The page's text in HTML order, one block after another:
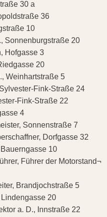
30 a
36
10
Sonnenburgstraße 20
Hofgasse 3
20
Weinhartstraße 5
Fink-Straße 24
Fink-Straße 22
4
Sonnenstraße 7
Dorfgasse 32
10
Führer der Motorstand¬
Brandjochstraße 5
20
a. D., Innstraße 22